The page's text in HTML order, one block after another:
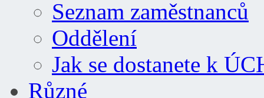
Seznam zaměstnanců
Oddělení
Jak se dostanete k
Různé